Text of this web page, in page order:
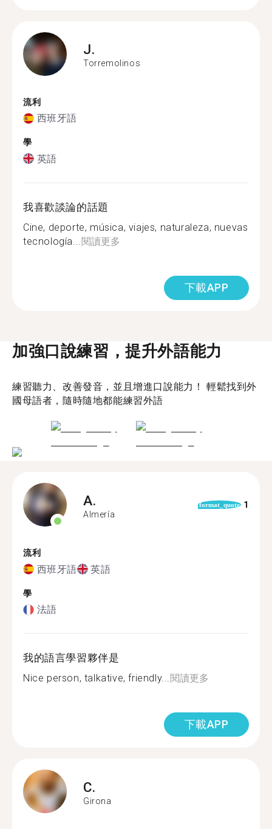
J.
Torremolinos
流利
西班牙語
學
英語
我喜歡談論的話題
Cine, deporte, música, viajes, naturaleza, nuevas
tecnología... 閱讀更多
下載APP
加強口說練習，提升外語能力
練習聽力、改善發音，並且增進口說能力！ 輕鬆找到外
國母語者，隨時隨地都能練習外語
A.
Almería
format_quote 1
流利
西班牙語 英語
學
法語
我的語言學習夥伴是
Nice person, talkative, friendly...閱讀更多
下載APP
C.
Girona